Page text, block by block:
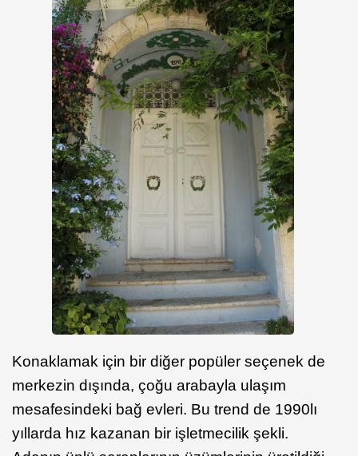
Konaklamak için bir diğer popüler seçenek de
merkezin dışında, çoğu arabayla ulaşım
mesafesindeki bağ evleri. Bu trend de 1990lı
yıllarda hız kazanan bir işletmecilik şekli.